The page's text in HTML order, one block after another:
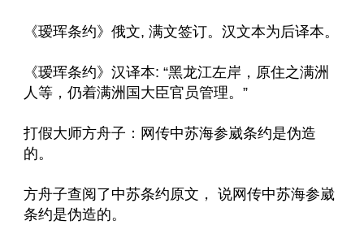
《瑷珲条约》俄文, 满文签订。汉文本为后译本。
《瑷珲条约》汉译本: “黑龙江左岸，原住之满洲
人等，仍着满洲国大臣官员管理。”
打假大师方舟子：网传中苏海参崴条约是伪造
的。
方舟子查阅了中苏条约原文， 说网传中苏海参崴
条约是伪造的。